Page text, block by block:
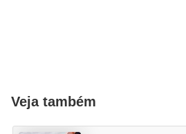
Veja também